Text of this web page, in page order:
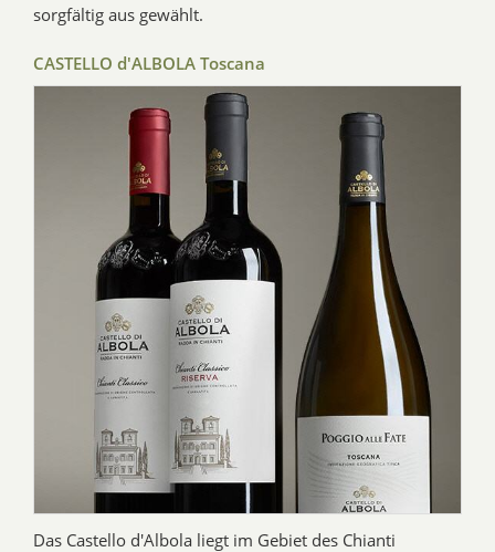
sorgfältig aus gewählt.
CASTELLO d'ALBOLA Toscana
Das Castello d'Albola liegt im Gebiet des Chianti